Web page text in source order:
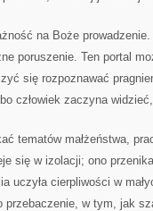
na Boże
poruszenie. Ten portal
się rozpoznawać
człowiek zaczyna
tematów małżeństwa,
się w izolacji; ono
uczyła cierpliwości w
w tym, jak